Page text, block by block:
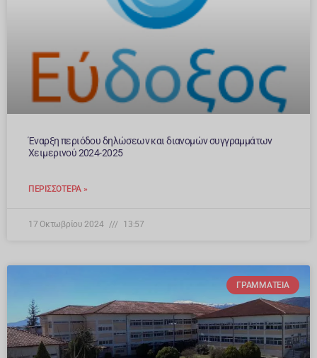
Έναρξη περιόδου δηλώσεων και διανομών συγγραμμάτων
Χειμερινού 2024-2025
ΠΕΡΙΣΣΌΤΕΡΑ »
17 Οκτωβρίου 2024 13:57
ΓΡΑΜΜΑΤΕΊΑ